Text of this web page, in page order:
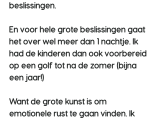
beslissingen.
En voor hele grote beslissingen gaat
het over wel meer dan 1 nachtje. Ik
had de kinderen dan ook voorbereid
op een golf tot na de zomer (bijna
een jaar!)
Want de grote kunst is om
emotionele rust te gaan vinden. Ik